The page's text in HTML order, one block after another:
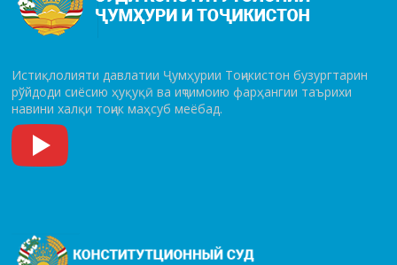
Истиқлолияти давлатии Ҷумҳурии Тоҷикистон бузургтарин
рўй­до­ди сиёсию ҳуқуқӣ ва иҷтимоию фарҳангии таърихи
навини халқи тоҷик маҳсуб меёбад.